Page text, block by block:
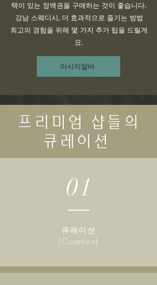
택이 있는 정액권을 구매하는 것이 좋습니다.
강남 스웨디시, 더 효과적으로 즐기는 방법
최고의 경험을 위해 몇 가지 추가 팁을 드릴게
요.
마사지알바
프리미엄 샵들의
큐레이션
01
큐레이션
(Curation)